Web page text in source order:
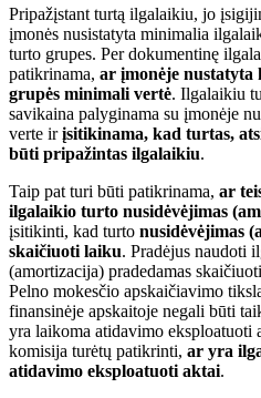
Pripažįstant turtą ilgalaikiu, jo
įmonės nusistatyta minimalia
turto grupes. Per dokumentinę
patikrinama, ar įmonėje
grupės minimali vertė. Ilgalaikiu
savikaina palyginama su įmonėje
verte irįsitikinama, kad turtas,
būti pripažintas ilgalaikiu.
Taip pat turi būti patikrinama, ar
ilgalaikio turto nusidėvėjimas
įsitikinti, kad turto nusidėvėjimas
skaičiuoti laiku. Pradėjus naudoti
(amortizacija) pradedamas
Pelno mokesčio apskaičiavimo
finansinėje apskaitoje negali būti
yra laikoma atidavimo eksploatuoti
komisija turėtų patikrinti, ar yra
atidavimo eksploatuoti aktai.